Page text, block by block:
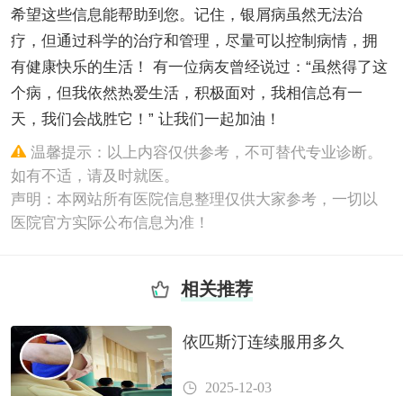
希望这些信息能帮助到您。记住，银屑病虽然无法治
疗，但通过科学的治疗和管理，尽量可以控制病情，拥
有健康快乐的生活！ 有一位病友曾经说过：“虽然得了这
个病，但我依然热爱生活，积极面对，我相信总有一
天，我们会战胜它！” 让我们一起加油！
温馨提示：以上内容仅供参考，不可替代专业诊断。
如有不适，请及时就医。
声明：本网站所有医院信息整理仅供大家参考，一切以
医院官方实际公布信息为准！
相关推荐
依匹斯汀连续服用多久
2025-12-03